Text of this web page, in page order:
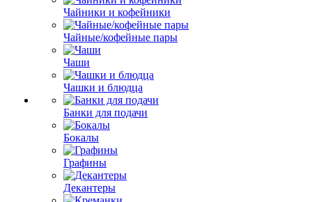
Чайники и кофейники
Чайные/кофейные пары
Чаши
Чашки и блюдца
Банки для подачи
Бокалы
Графины
Декантеры